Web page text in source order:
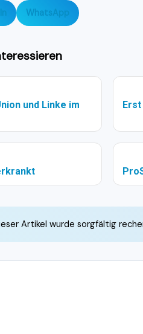
WhatsApp
und Linke im
Artikel wurde sorgfältig